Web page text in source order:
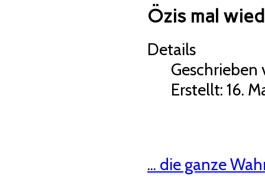
Özis mal
Details
Erstellt: 16.
... die ganze